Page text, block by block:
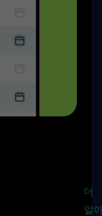
더
알